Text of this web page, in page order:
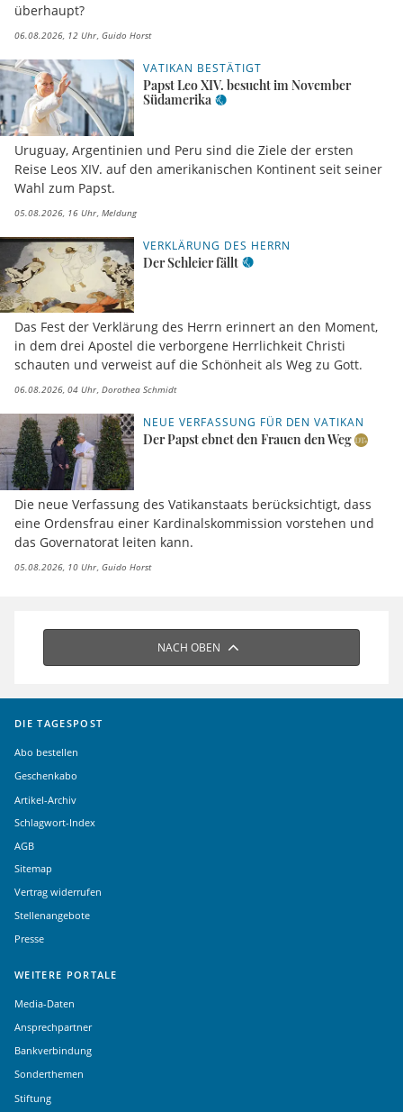
überhaupt?
06.08.2026, 12 Uhr Guido Horst
VATIKAN BESTÄTIGT
Papst Leo XIV. besucht im November
Südamerika
Uruguay, Argentinien und Peru sind die Ziele der ersten
Reise Leos XIV. auf den amerikanischen Kontinent seit seiner
Wahl zum Papst.
05.08.2026, 16 Uhr Meldung
VERKLÄRUNG DES HERRN
Der Schleier fällt
Das Fest der Verklärung des Herrn erinnert an den Moment,
in dem drei Apostel die verborgene Herrlichkeit Christi
schauten und verweist auf die Schönheit als Weg zu Gott.
06.08.2026, 04 Uhr Dorothea Schmidt
NEUE VERFASSUNG FÜR DEN VATIKAN
Der Papst ebnet den Frauen den Weg
Die neue Verfassung des Vatikanstaats berücksichtigt, dass
eine Ordensfrau einer Kardinalskommission vorstehen und
das Governatorat leiten kann.
05.08.2026, 10 Uhr Guido Horst
NACH OBEN
DIE TAGESPOST
Abo bestellen
Geschenkabo
Artikel-Archiv
Schlagwort-Index
AGB
Sitemap
Vertrag widerrufen
Stellenangebote
Presse
WEITERE PORTALE
Media-Daten
Ansprechpartner
Bankverbindung
Sonderthemen
Stiftung